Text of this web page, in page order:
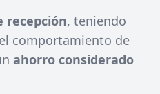
recepción, teniendo
comportamiento de
ahorro considerado